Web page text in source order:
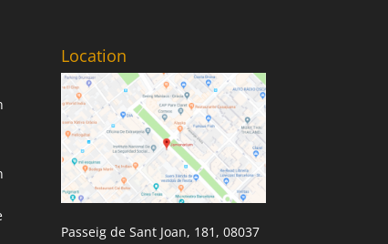
Location
Passeig de Sant Joan, 181, 08037